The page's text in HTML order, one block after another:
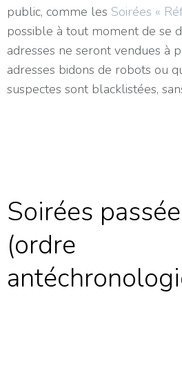
public, comme les Soirées «
possible à tout moment de se
adresses ne seront vendues à
adresses bidons de robots ou
suspectes sont blacklistées,
Soirées
(ordre